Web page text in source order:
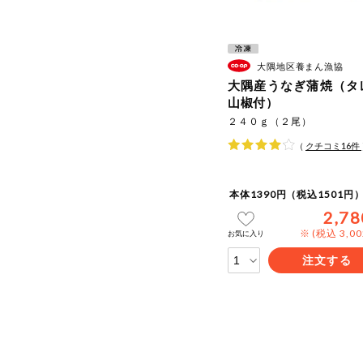
大隅地区養まん漁協
大隅産うなぎ蒲焼（タ
山椒付）
２４０ｇ（２尾）
（ クチコミ 16件
本体1390円（税込1501円
お気に入り ※ (税込
注文する